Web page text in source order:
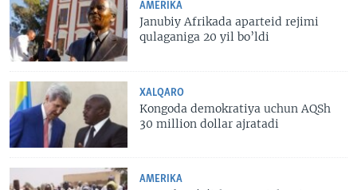
AMERIKA
​Janubiy Afrikada aparteid rejimi
qulaganiga 20 yil bo’ldi
XALQARO
Kongoda demokratiya uchun AQSh
30 million dollar ajratadi
AMERIKA